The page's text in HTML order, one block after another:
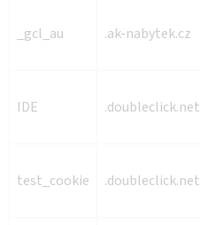
_gcl_au .ak-nabytek.cz
IDE .doubleclick.net
test_cookie .doubleclick.net